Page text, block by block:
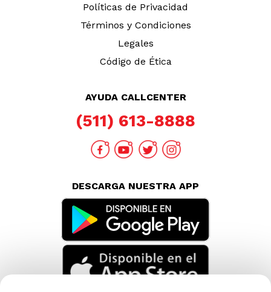
Políticas de Privacidad
Términos y Condiciones
Legales
Código de Ética
AYUDA CALLCENTER
(511) 613-8888
DESCARGA NUESTRA APP